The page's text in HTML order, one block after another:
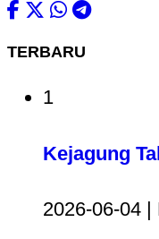
TERBARU
1
Kejagung
2026-06-04 |